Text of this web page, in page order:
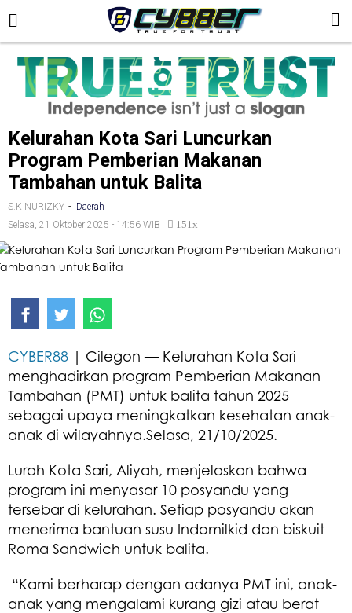
Kelurahan Kota Sari Luncurkan
Program Pemberian Makanan
Tambahan untuk Balita
S.K NURIZKY - Daerah
Selasa, 21 Oktober 2025 - 14:56 WIB
151x
CYBER88 | Cilegon — Kelurahan Kota Sari
menghadirkan program Pemberian Makanan
Tambahan (PMT) untuk balita tahun 2025
sebagai upaya meningkatkan kesehatan anak-
anak di wilayahnya.Selasa, 21/10/2025.
Lurah Kota Sari, Aliyah, menjelaskan bahwa
program ini menyasar 10 posyandu yang
tersebar di kelurahan. Setiap posyandu akan
menerima bantuan susu Indomilkid dan biskuit
Roma Sandwich untuk balita.
“Kami berharap dengan adanya PMT ini, anak-
anak yang mengalami kurang gizi atau berat